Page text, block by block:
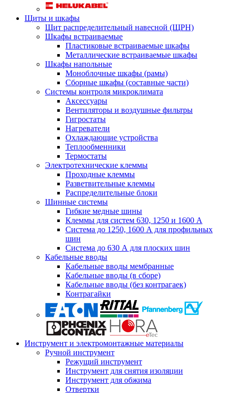
Щиты и шкафы
Щит распределительный навесной (ЩРН)
Шкафы встраиваемые
Пластиковые встраиваемые шкафы
Металлические встраиваемые шкафы
Шкафы напольные
Моноблочные шкафы (рамы)
Сборные шкафы (составные части)
Системы контроля микроклимата
Аксессуары
Вентиляторы и воздушные фильтры
Гигростаты
Нагреватели
Охлаждающие устройства
Теплообменники
Термостаты
Электротехнические клеммы
Проходные клеммы
Разветвительные клеммы
Распределительные блоки
Шинные системы
Гибкие медные шины
Клеммы для систем 630, 1250 и 1600 А
Система до 1250, 1600 А для профильных
шин
Система до 630 А для плоских шин
Кабельные вводы
Кабельные вводы мембранные
Кабельные вводы (в сборе)
Кабельные вводы (без контрагаек)
Контрагайки
Инструмент и электромонтажные материалы
Ручной инструмент
Режущий инструмент
Инструмент для снятия изоляции
Инструмент для обжима
Отвертки